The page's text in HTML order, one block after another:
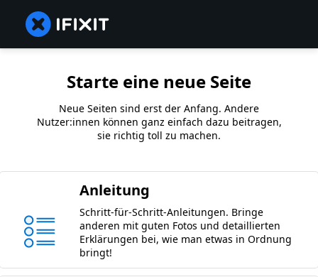
Starte eine neue Seite
Neue Seiten sind erst der Anfang. Andere
Nutzer:innen können ganz einfach dazu beitragen,
sie richtig toll zu machen.
Anleitung
Schritt-für-Schritt-Anleitungen. Bringe
anderen mit guten Fotos und detaillierten
Erklärungen bei, wie man etwas in Ordnung
bringt!